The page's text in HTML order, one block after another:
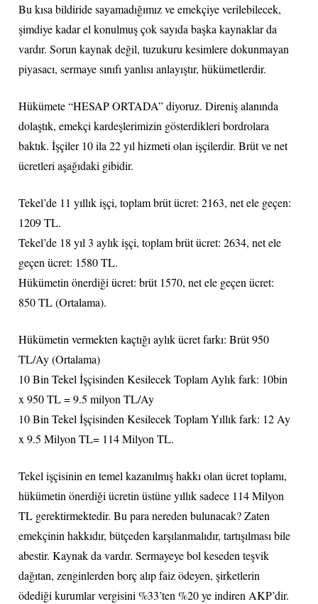
Bu kısa bildiride sayamadığımız ve emekçiye verilebilecek,
şimdiye kadar el konulmuş çok sayıda başka kaynaklar da
vardır. Sorun kaynak değil, tuzukuru kesimlere dokunmayan
piyasacı, sermaye sınıfı yanlısı anlayıştır, hükümetlerdir.
Hükümete “HESAP ORTADA” diyoruz. Direniş alanında
dolaştık, emekçi kardeşlerimizin gösterdikleri bordrolara
baktık. İşçiler 10 ila 22 yıl hizmeti olan işçilerdir. Brüt ve net
ücretleri aşağıdaki gibidir.
Tekel’de 11 yıllık işçi, toplam brüt ücret: 2163, net ele geçen:
1209 TL.
Tekel’de 18 yıl 3 aylık işçi, toplam brüt ücret: 2634, net ele
geçen ücret: 1580 TL.
Hükümetin önerdiği ücret: brüt 1570, net ele geçen ücret:
850 TL (Ortalama).
Hükümetin vermekten kaçtığı aylık ücret farkı: Brüt 950
TL/Ay (Ortalama)
10 Bin Tekel İşçisinden Kesilecek Toplam Aylık fark: 10bin
x 950 TL = 9.5 milyon TL/Ay
10 Bin Tekel İşçisinden Kesilecek Toplam Yıllık fark: 12 Ay
x 9.5 Milyon TL= 114 Milyon TL.
Tekel işçisinin en temel kazanılmış hakkı olan ücret toplamı,
hükümetin önerdiği ücretin üstüne yıllık sadece 114 Milyon
TL gerektirmektedir. Bu para nereden bulunacak? Zaten
emekçinin hakkıdır, bütçeden karşılanmalıdır, tartışılması bile
abestir. Kaynak da vardır. Sermayeye bol keseden teşvik
dağıtan, zenginlerden borç alıp faiz ödeyen, şirketlerin
ödediği kurumlar vergisini %33’ten %20 ye indiren AKP’dir.